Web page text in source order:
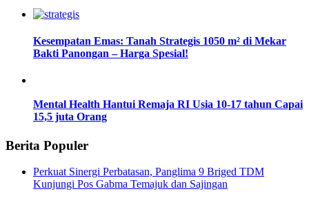
Kesempatan Emas: Tanah Strategis 1050 m² di Mekar
Bakti Panongan – Harga Spesial!
Mental Health Hantui Remaja RI Usia 10-17 tahun Capai
15,5 juta Orang
Berita Populer
Perkuat Sinergi Perbatasan, Panglima 9 Briged TDM
Kunjungi Pos Gabma Temajuk dan Sajingan